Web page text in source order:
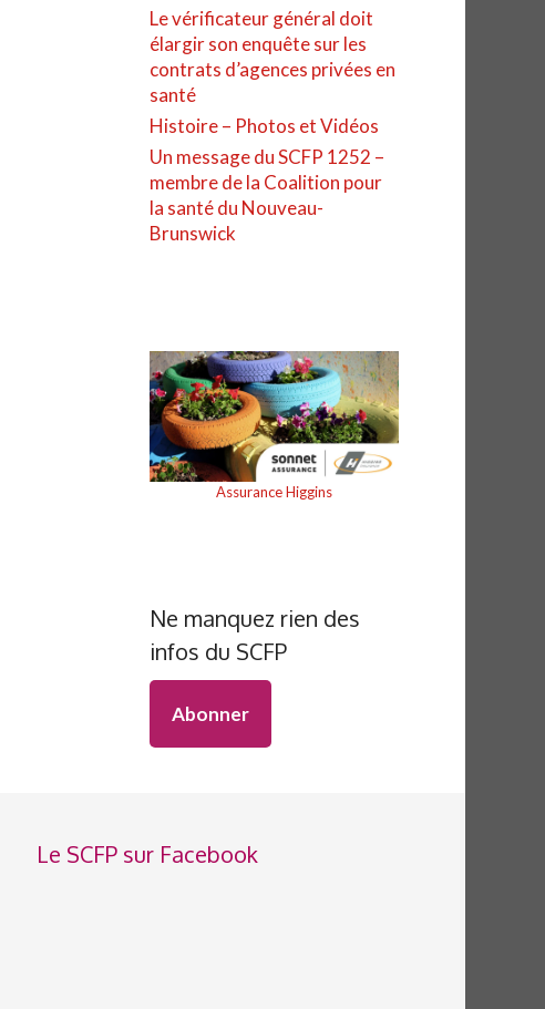
Le vérificateur général doit
élargir son enquête sur les
contrats d’agences privées en
santé
Histoire – Photos et Vidéos
Un message du SCFP 1252 –
membre de la Coalition pour
la santé du Nouveau-
Brunswick
Assurance Higgins
Ne manquez rien des
infos du SCFP
Abonner
Le SCFP sur Facebook